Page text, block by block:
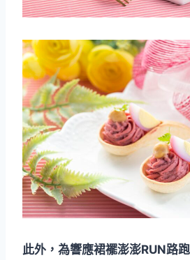
此外，為響應裙襬澎澎RUN路